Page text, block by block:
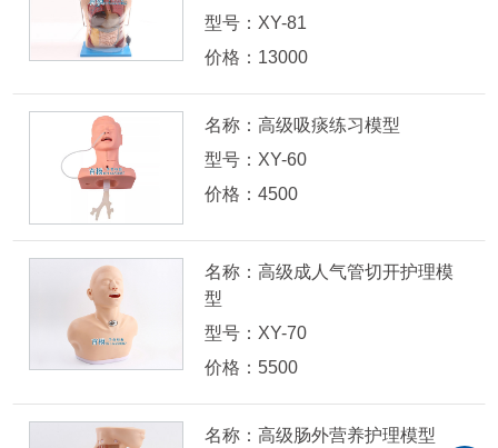
型号：XY-81
价格：13000
名称：高级吸痰练习模型
型号：XY-60
价格：4500
名称：高级成人气管切开护理模
型
型号：XY-70
价格：5500
名称：高级肠外营养护理模型